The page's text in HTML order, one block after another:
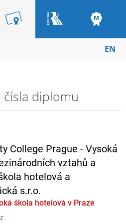
EN
diplomu
College Prague - Vysoká
vztahů a
hotelová a
s.r.o.
škola hotelová v Praze